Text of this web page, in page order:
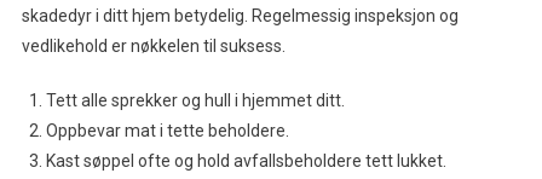
skadedyr i ditt hjem betydelig. Regelmessig inspeksjon og
vedlikehold er nøkkelen til suksess.
Tett alle sprekker og hull i hjemmet ditt.
Oppbevar mat i tette beholdere.
Kast søppel ofte og hold avfallsbeholdere tett lukket.